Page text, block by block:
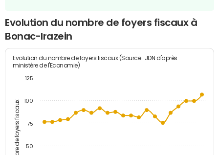
Evolution du nombre de foyers fiscaux à
Bonac-Irazein
Nombre de foyers fiscaux
Evolution du nombre de foyers fiscaux (Source : JDN d'après
ministère de l'Economie)
50
75
100
125